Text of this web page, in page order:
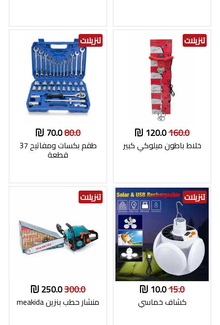
تنزيلات
160.0
120.0
خلاط باطون ميلوكي كبير
تنزيلات
80.0
70.0
طقم بكسات ومفاتيح 37
قطعة
تنزيلات
15.0
10.0
كشاف خماسي
تنزيلات
300.0
250.0
منشار حطب بنزين meakida